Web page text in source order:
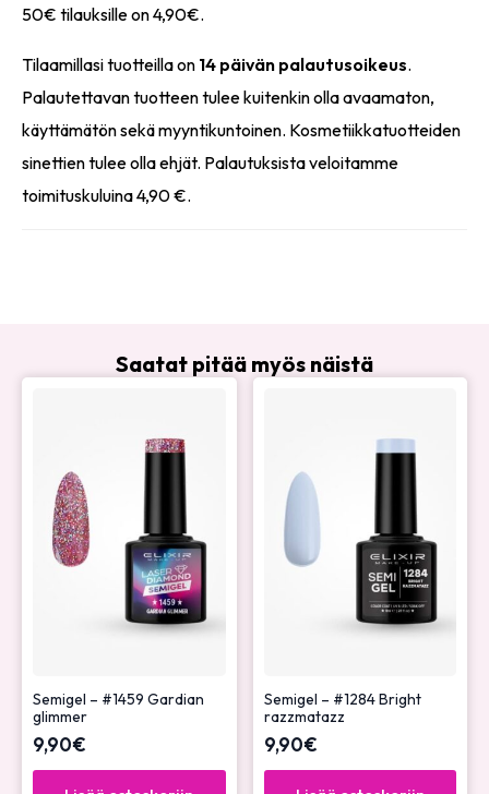
50€ tilauksille on 4,90€.
Tilaamillasi tuotteilla on 14 päivän palautusoikeus.
Palautettavan tuotteen tulee kuitenkin olla avaamaton,
käyttämätön sekä myyntikuntoinen. Kosmetiikkatuotteiden
sinettien tulee olla ehjät. Palautuksista veloitamme
toimituskuluina 4,90 €.
Saatat pitää myös näistä
Semigel – #1459 Gardian
glimmer
9,90€
Semigel – #1284 Bright
razzmatazz
9,90€